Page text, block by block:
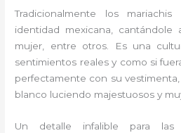
Tradicionalmente los
identidad mexicana,
mujer, entre otros. Es una
sentimientos reales y como si
perfectamente con su
blanco luciendo majestuosos y
Un detalle infalible para las